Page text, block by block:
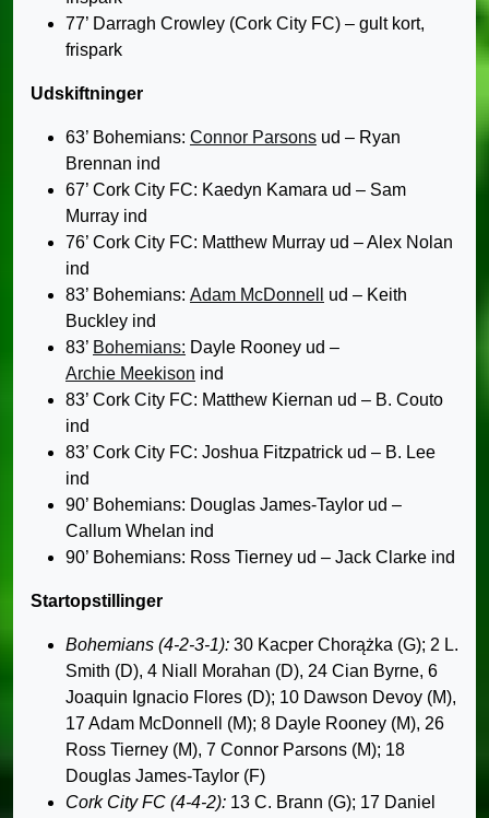
77’ Darragh Crowley (Cork City FC) – gult kort,
frispark
Udskiftninger
63’ Bohemians: Connor Parsons ud – Ryan
Brennan ind
67’ Cork City FC: Kaedyn Kamara ud – Sam
Murray ind
76’ Cork City FC: Matthew Murray ud – Alex Nolan
ind
83’ Bohemians: Adam McDonnell
ud – Keith
Buckley ind
83’ Bohemians: Dayle Rooney ud –
Archie Meekison ind
83’ Cork City FC: Matthew Kiernan ud – B. Couto
ind
83’ Cork City FC: Joshua Fitzpatrick ud – B. Lee
ind
90’ Bohemians: Douglas James-Taylor ud –
Callum Whelan ind
90’ Bohemians: Ross Tierney ud – Jack Clarke ind
Startopstillinger
Bohemians (4-2-3-1): 30 Kacper Chorążka (G); 2 L.
Smith (D), 4 Niall Morahan (D), 24 Cian Byrne, 6
Joaquin Ignacio Flores (D); 10 Dawson Devoy (M),
17 Adam McDonnell (M); 8 Dayle Rooney (M), 26
Ross Tierney (M), 7 Connor Parsons (M); 18
Douglas James-Taylor (F)
Cork City FC (4-4-2): 13 C. Brann (G); 17 Daniel